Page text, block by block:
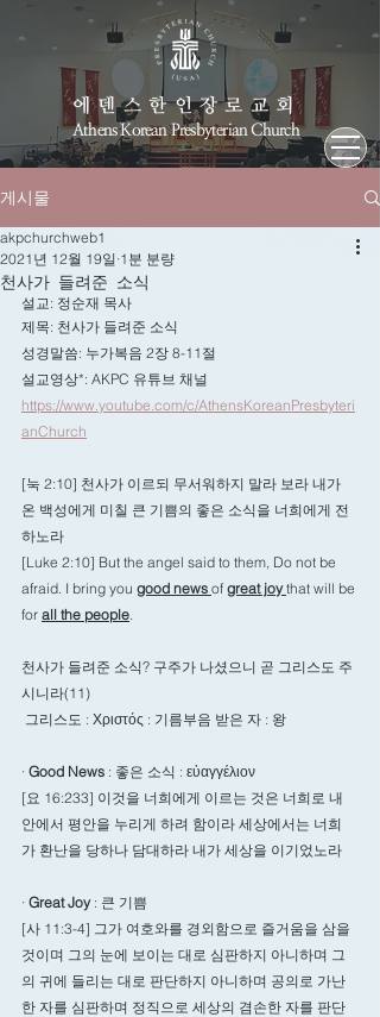
에덴스한인장로교회
Athens Korean Presbyterian Church
게시물
천사가 들려준 소식
akpchurchweb1
2021년 12월 19일 1분 분량
설교: 정순재 목사
제목: 천사가 들려준 소식
성경말씀: 누가복음 2장 8-11절
설교영상*: AKPC 유튜브 채널
https://www.youtube.com/c/AthensKoreanPresbyteri
anChurch
[눅 2:10] 천사가 이르되 무서워하지 말라 보라 내가
온 백성에게 미칠 큰 기쁨의 좋은 소식을 너희에게 전
하노라
[Luke 2:10] But the angel said to them, Do not be
afraid. I bring you good news of great joy that will be
for all the people.
천사가 들려준 소식? 구주가 나셨으니 곧 그리스도 주
시니라(11)
그리스도 : Χριστός : 기름부음 받은 자 : 왕
· Good News : 좋은 소식 : εὐαγγέλιον
[요 16:233] 이것을 너희에게 이르는 것은 너희로 내
안에서 평안을 누리게 하려 함이라 세상에서는 너희
가 환난을 당하나 담대하라 내가 세상을 이기었노라
· Great Joy : 큰 기쁨
[사 11:3-4] 그가 여호와를 경외함으로 즐거움을 삼을
것이며 그의 눈에 보이는 대로 심판하지 아니하며 그
의 귀에 들리는 대로 판단하지 아니하며 공의로 가난
한 자를 심판하며 정직으로 세상의 겸손한 자를 판단